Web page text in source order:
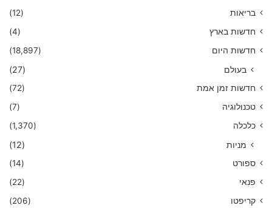
בריאות
(12)
חדשות בארץ
(4)
חדשות היום
(18,897)
בעולם (27)
חדשות זמן אמת
(72)
טכנולוגיה
(7)
כלכלה
(1,370)
מניות (12)
ספורט
(14)
פנאי
(22)
קריפטו
(206)